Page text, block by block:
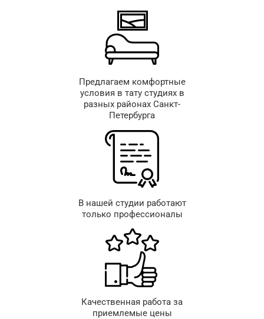
Предлагаем комфортные
условия в тату студиях в
разных районах Санкт-
Петербурга
В нашей студии работают
только профессионалы
Качественная работа за
приемлемые цены